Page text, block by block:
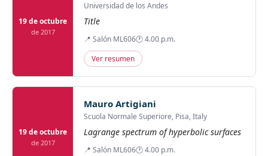
19 de octubre
de 2017
Universidad de los Andes
Title
📍 Salón ML606🕐 4.00 p.m.
Ver resumen
19 de octubre
de 2017
Mauro Artigiani
Scuola Normale Superiore, Pisa, Italy
Lagrange spectrum of hyperbolic surfaces
📍 Salón ML606🕐 4.00 p.m.